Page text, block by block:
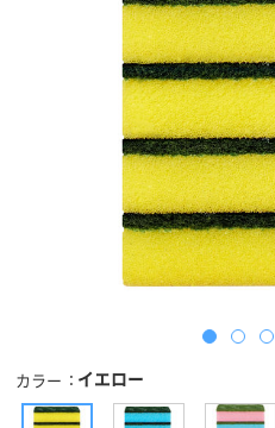
カラー イエロー